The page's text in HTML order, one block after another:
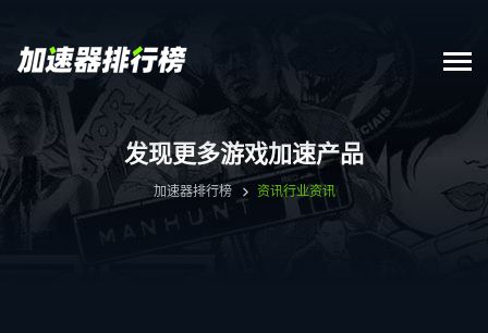
发现更多游戏加速产品
加速器排行榜 资讯行业资讯